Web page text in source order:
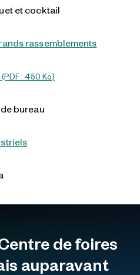
et cocktail
rassemblements
(PDF : 450 Ko)
bureau
de foires
auparavant